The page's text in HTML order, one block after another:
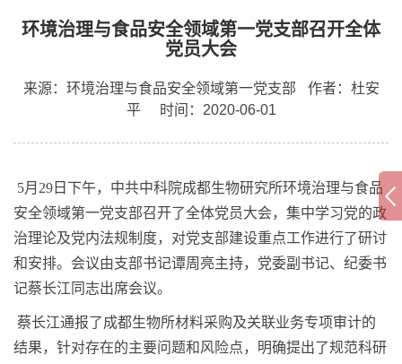
环境治理与食品安全领域第一党支部召开全体
党员大会
来源： 环境治理与食品安全领域第一党支部 作者： 杜安
平
时间：2020-06-01
5月 29 日下午，中共中科院成都生物研究所环境治理与食品
安全领域第一党支部召开了全体党员大会，集中学习党的政
治理论及党内法规制度，对党支部建设重点工作进行了研讨
和安排。会议由支部书记谭周亮主持，党委副书记、纪委书
记蔡长江同志出席会议。
蔡长江通报了成都生物所材料采购及关联业务专项审计的
结果，针对存在的主要问题和风险点，明确提出了规范科研